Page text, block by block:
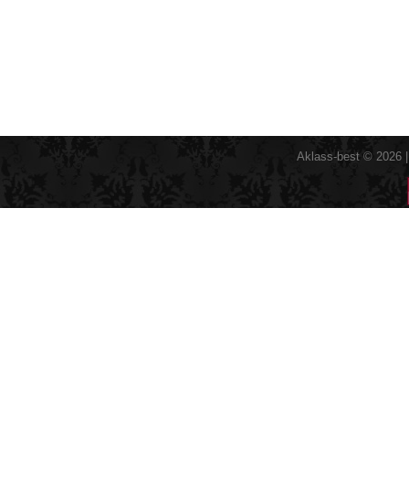
Aklass-best © 2026